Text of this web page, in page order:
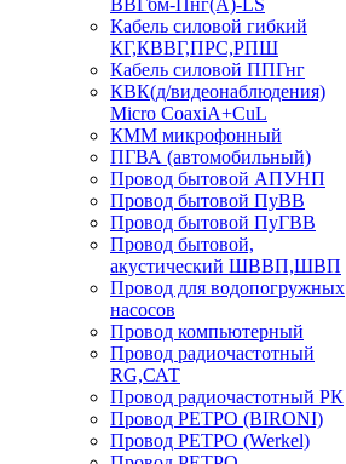
ВВГбм-Пнг(А)-LS
Кабель силовой гибкий
КГ,КВВГ,ПРС,РПШ
Кабель силовой ППГнг
КВК(д/видеонаблюдения)
Micro CoaxiA+CuL
КММ микрофонный
ПГВА (автомобильный)
Провод бытовой АПУНП
Провод бытовой ПуВВ
Провод бытовой ПуГВВ
Провод бытовой,
акустический ШВВП,ШВП
Провод для водопогружных
насосов
Провод компьютерный
Провод радиочастотный
RG,САТ
Провод радиочастотный РК
Провод РЕТРО (BIRONI)
Провод РЕТРО (Werkel)